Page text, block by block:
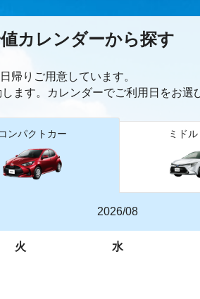
カレンダーから探す
帰り ご用意しています。
ます。カレンダーでご利用日をお選
コンパクトカー ミド
2026/08
火 水